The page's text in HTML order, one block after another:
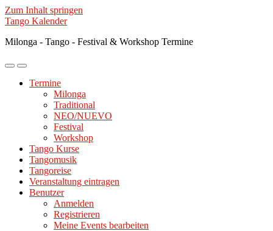
Zum Inhalt springen
Tango Kalender
Milonga - Tango - Festival & Workshop Termine
Mobile-
ein-/ausblenden
Suchfeld
ein-/ausblenden
Termine
Milonga
Traditional
NEO/NUEVO
Festival
Workshop
Tango Kurse
Tangomusik
Tangoreise
Veranstaltung eintragen
Benutzer
Anmelden
Registrieren
Meine Events bearbeiten